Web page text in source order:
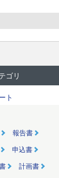
ゴリ
ト
報告書
申込書
計画書